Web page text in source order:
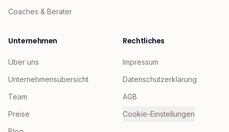
Coaches & Berater
Unternehmen
Über uns
Unternehmensübersicht
Team
Preise
Rechtliches
Impressum
Datenschutzerklärung
AGB
Cookie-Einstellungen